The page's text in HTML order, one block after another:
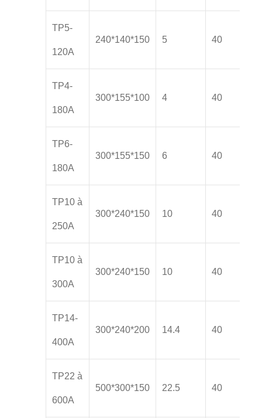
TP5-
120A
240*140*150 5 40
TP4-
180A
300*155*100 4 40
TP6-
180A
300*155*150 6 40
TP10 à
250A
300*240*150 10 40
TP10 à
300A
300*240*150 10 40
TP14-
400A
300*240*200 14.4 40
TP22 à
600A
500*300*150 22.5 40